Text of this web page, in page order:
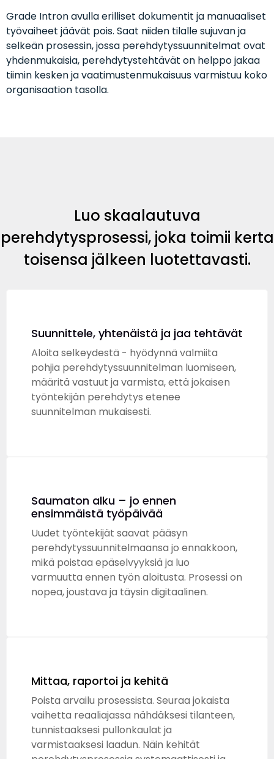
Grade Intron avulla erilliset dokumentit ja manuaaliset
työvaiheet jäävät pois. Saat niiden tilalle sujuvan ja
selkeän prosessin, jossa perehdytyssuunnitelmat ovat
yhdenmukaisia, perehdytystehtävät on helppo jakaa
tiimin kesken ja vaatimustenmukaisuus varmistuu koko
organisaation tasolla.
Luo skaalautuva
perehdytysprosessi, joka toimii kerta
toisensa jälkeen luotettavasti.
Suunnittele, yhtenäistä ja jaa tehtävät
Aloita selkeydestä - hyödynnä valmiita
pohjia perehdytyssuunnitelman luomiseen,
määritä vastuut ja varmista, että jokaisen
työntekijän perehdytys etenee
suunnitelman mukaisesti.
Saumaton alku – jo ennen
ensimmäistä työpäivää
Uudet työntekijät saavat pääsyn
perehdytyssuunnitelmaansa jo ennakkoon,
mikä poistaa epäselvyyksiä ja luo
varmuutta ennen työn aloitusta. Prosessi on
nopea, joustava ja täysin digitaalinen.
Mittaa, raportoi ja kehitä
Poista arvailu prosessista. Seuraa jokaista
vaihetta reaaliajassa nähdäksesi tilanteen,
tunnistaaksesi pullonkaulat ja
varmistaaksesi laadun. Näin kehität